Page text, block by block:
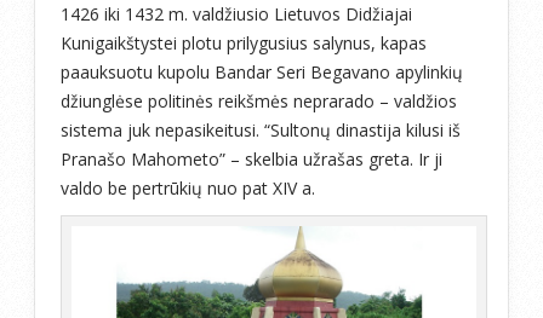
1426 iki 1432 m. valdžiusio Lietuvos Didžiajai
Kunigaikštystei plotu prilygusius salynus, kapas
paauksuotu kupolu Bandar Seri Begavano apylinkių
džiunglėse politinės reikšmės neprarado – valdžios
sistema juk nepasikeitusi. “Sultonų dinastija kilusi iš
Pranašo Mahometo” – skelbia užrašas greta. Ir ji
valdo be pertrūkių nuo pat XIV a.